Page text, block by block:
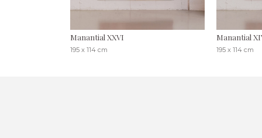
Manantial XXVI
195 x 114 cm
Manantial
195 x 114 cm